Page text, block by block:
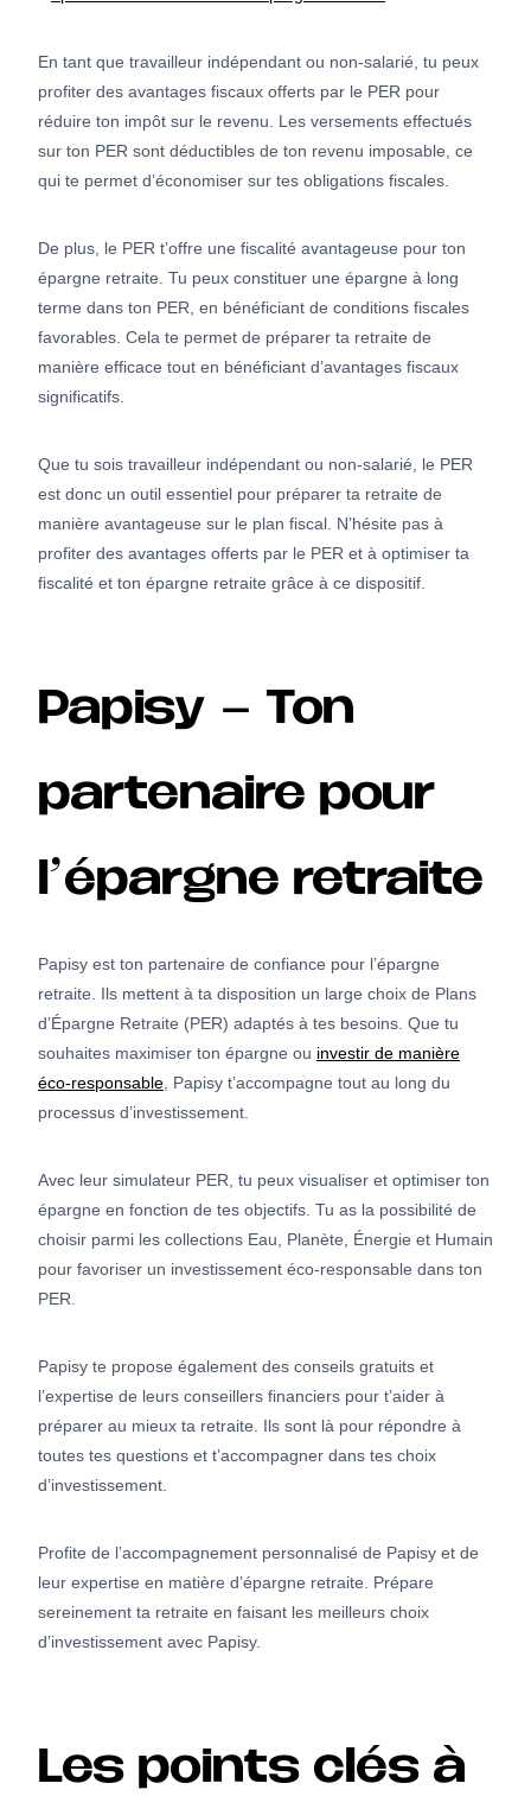
En tant que travailleur indépendant ou non-salarié, tu peux
profiter des avantages fiscaux offerts par le PER pour
réduire ton impôt sur le revenu. Les versements effectués
sur ton PER sont déductibles de ton revenu imposable, ce
qui te permet d’économiser sur tes obligations fiscales.
De plus, le PER t’offre une fiscalité avantageuse pour ton
épargne retraite. Tu peux constituer une épargne à long
terme dans ton PER, en bénéficiant de conditions fiscales
favorables. Cela te permet de préparer ta retraite de
manière efficace tout en bénéficiant d’avantages fiscaux
significatifs.
Que tu sois travailleur indépendant ou non-salarié, le PER
est donc un outil essentiel pour préparer ta retraite de
manière avantageuse sur le plan fiscal. N’hésite pas à
profiter des avantages offerts par le PER et à optimiser ta
fiscalité et ton épargne retraite grâce à ce dispositif.
Papisy – Ton
partenaire pour
l’épargne retraite
Papisy est ton partenaire de confiance pour l’épargne
retraite. Ils mettent à ta disposition un large choix de Plans
d’Épargne Retraite (PER) adaptés à tes besoins. Que tu
souhaites maximiser ton épargne ou investir de manière
éco-responsable , Papisy t’accompagne tout au long du
processus d’investissement.
Avec leur simulateur PER, tu peux visualiser et optimiser ton
épargne en fonction de tes objectifs. Tu as la possibilité de
choisir parmi les collections Eau, Planète, Énergie et Humain
pour favoriser un investissement éco-responsable dans ton
PER.
Papisy te propose également des conseils gratuits et
l’expertise de leurs conseillers financiers pour t’aider à
préparer au mieux ta retraite. Ils sont là pour répondre à
toutes tes questions et t’accompagner dans tes choix
d’investissement.
Profite de l’accompagnement personnalisé de Papisy et de
leur expertise en matière d’épargne retraite. Prépare
sereinement ta retraite en faisant les meilleurs choix
d’investissement avec Papisy.
Les points clés à